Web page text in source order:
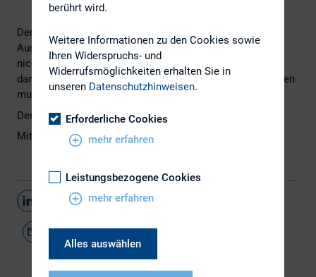
Der BGH hat entschieden, dass die Gesellschaft die ein
Auskunftsverweigerungsrecht begründenden Umstände
nicht
darlegen und beweisen, sondern lediglich plausibel machen
muss.
Den Artikel finden Siehier.
Mit freundlicher Unterstützung von White & Case.
Teilen
berührt wird.
Weitere Informationen zu den Cookies sowie
Ihren Widerspruchs- und
Widerrufsmöglichkeiten erhalten Sie in
unseren Datenschutzhinweisen.
Erforderliche Cookies
mehr erfahren
Leistungsbezogene Cookies
mehr erfahren
Alles auswählen